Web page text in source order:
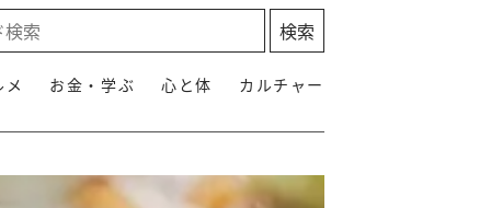
お金・学ぶ 心と体 カルチャー